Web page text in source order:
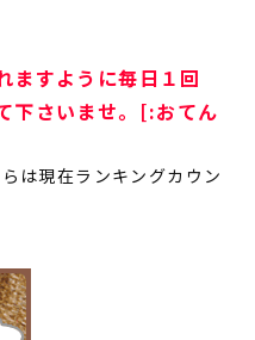
ますように毎日１回
下さいませ。[:おてん
は現在ランキングカウン